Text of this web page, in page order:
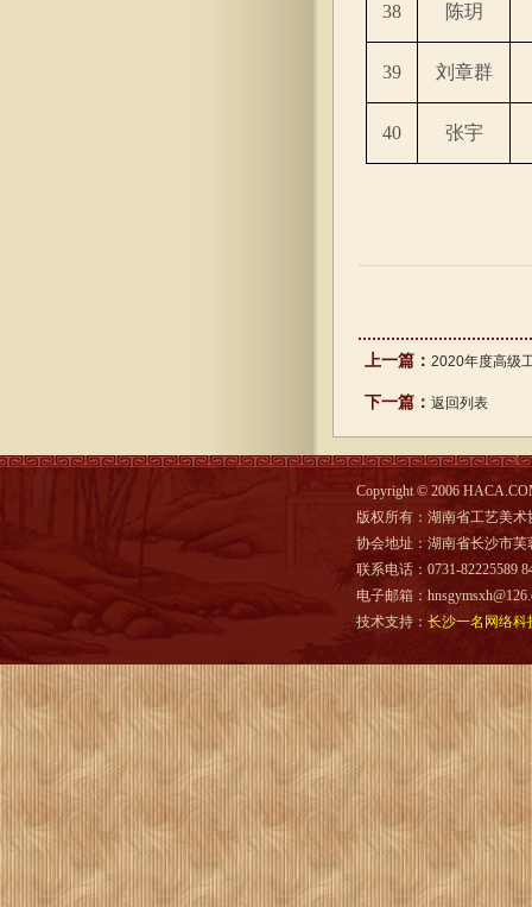
38 陈玥
39 刘章群
40 张宇
上一篇： 2020年度高级
下一篇： 返回列表
Copyright © 2006
版权所有：湖南省工艺美术
协会地址：湖南省长沙市芙
联系电话：0731-82225589
电子邮箱：
技术支持： 长沙一名网络科